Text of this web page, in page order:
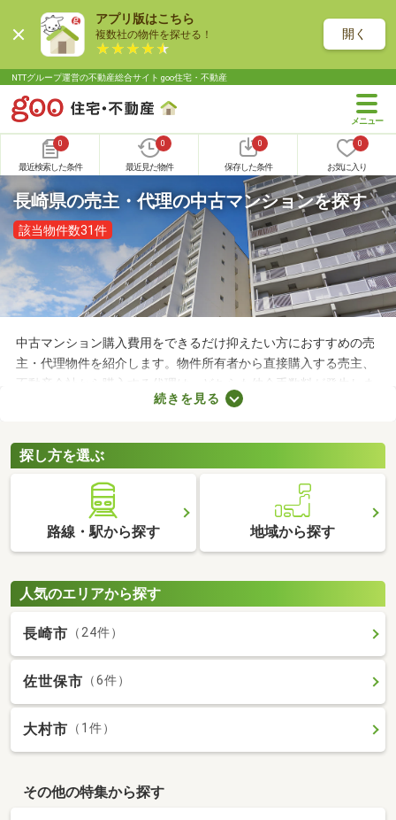
アプリ版はこちら
複数社の物件を探せる！ 開く
NTTグループ運営の不動産総合サイト goo住宅・不動産
0
最近検索した条件
0
最近見た物件
0
保存した条件
0
お気に入り
長崎県の売主・代理の中古マンションを探す
該当物件数31件
中古マンション購入費用をできるだけ抑えたい方におすすめの売
主・代理物件を紹介します。物件所有者から直接購入する売主、
不動産会社から購入する代理は、どちらも仲介手数料が発生しま
せん。物件価格×3.3～5.5％で決まる仲介手数料は、場合によって
をチェックしてみてくださいね。
続きを見る
探し方を選ぶ
路線・駅から探す 地域から探す
人気のエリアから探す
長崎市 （24件）
佐世保市 （6件）
大村市 （1件）
その他の特集から探す